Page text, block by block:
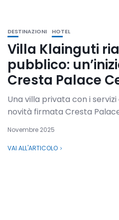
DESTINAZIONI HOTEL
Villa Klainguti
pubblico:
Cresta Palace
Una villa privata con i
novità firmata Cresta
Novembre 2025
VAI ALL'ARTICOLO